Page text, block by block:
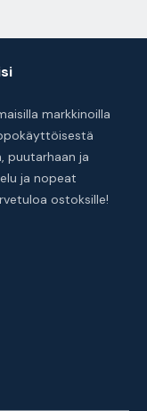
markkinoilla
puutarhaan ja
ja nopeat
ostoksille!